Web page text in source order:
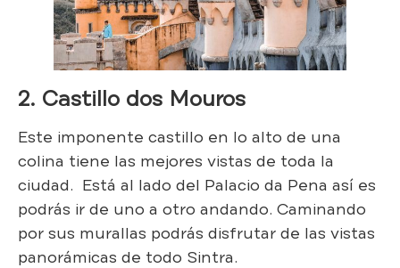
2. Castillo dos Mouros
Este imponente castillo en lo alto de una
colina tiene las mejores vistas de toda la
ciudad. Está al lado del Palacio da Pena así es
podrás ir de uno a otro andando. Caminando
por sus murallas podrás disfrutar de las vistas
panorámicas de todo Sintra.